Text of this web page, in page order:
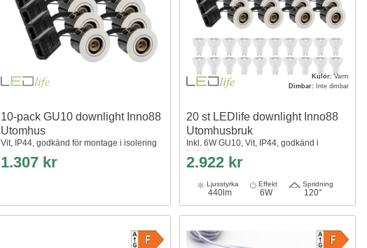
10-pack GU10 downlight Inno88
Utomhus
Vit, IP44, godkänd för montage i isolering
1.307 kr
Kulör:Varm
Dimbar: Inte dimbar
20 st LEDlife downlight Inno88
Utomhusbruk
Inkl. 6W GU10, Vit, IP44, godkänd i
isolering
2.922 kr
Ljusstyrka
440lm
Effekt
6W
Spridning
120°